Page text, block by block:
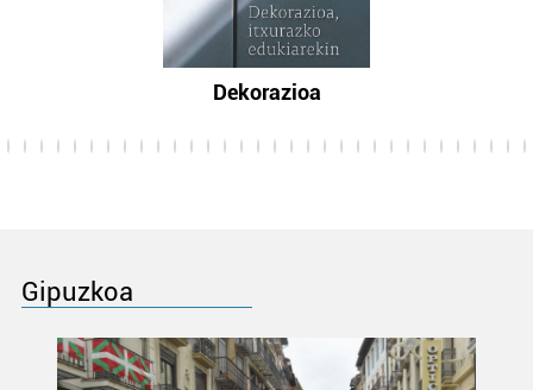
Dekorazioa
Gipuzkoa